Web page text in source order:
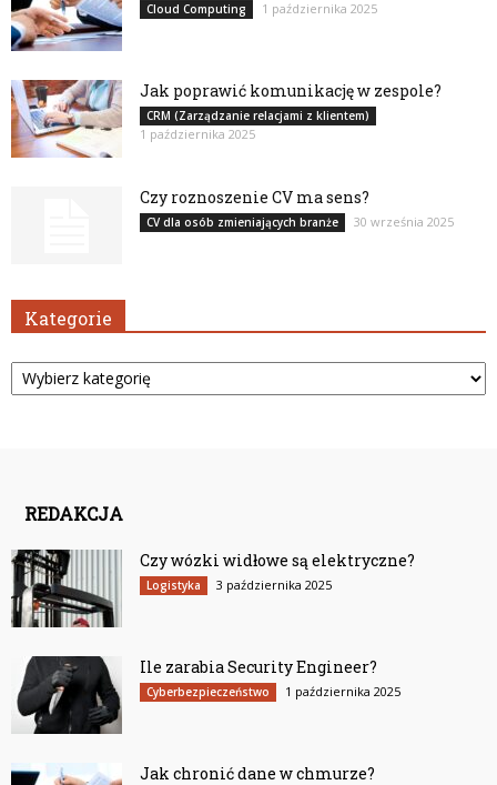
Cloud Computing 1 października 2025
Jak poprawić komunikację w zespole?
CRM (Zarządzanie relacjami z klientem)
1 października 2025
Czy roznoszenie CV ma sens?
CV dla osób zmieniających branże 30 września 2025
Kategorie
Kategorie
REDAKCJA
Czy wózki widłowe są elektryczne?
Logistyka 3 października 2025
Ile zarabia Security Engineer?
Cyberbezpieczeństwo 1 października 2025
Jak chronić dane w chmurze?